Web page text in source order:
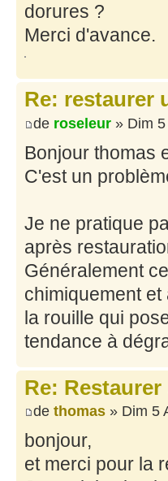
dorures ?
Merci d'avance.
Re: restaurer
de roseleur » Dim
Bonjour thomas
C'est un
Je ne pratique
après
Généralement
chimiquement
la rouille qui
tendance à
Re:
de thomas » Dim 5
bonjour,
et merci pour la